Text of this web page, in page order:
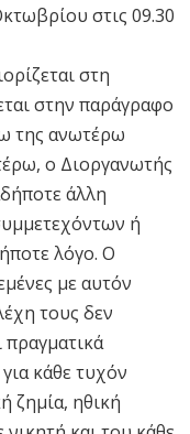
στις 09.30
στη
στην παράγραφο
της ανωτέρω
ο Διοργανωτής
άλλη
ή
λόγο. Ο
με αυτόν
τους δεν
πραγματικά
κάθε τυχόν
ζημία, ηθική